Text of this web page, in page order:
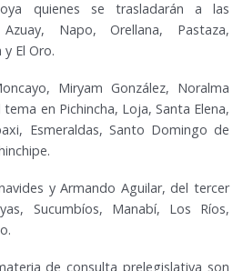
quienes se trasladarán a las
Napo, Orellana, Pastaza,
El Oro.
Miryam González, Noralma
en Pichincha, Loja, Santa Elena,
Esmeraldas, Santo Domingo de
y Armando Aguilar, del tercer
Sucumbíos, Manabí, Los Ríos,
de consulta prelegislativa son